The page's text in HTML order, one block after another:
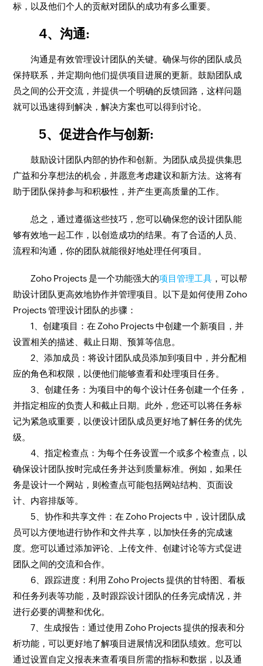
标，以及他们个人的贡献对团队的成功有多么重要。
4、沟通:
沟通是有效管理设计团队的关键。确保与你的团队成员
保持联系，并定期向他们提供项目进展的更新。鼓励团队成
员之间的公开交流，并提供一个明确的反馈回路，这样问题
就可以迅速得到解决，解决方案也可以得到讨论。
5、促进合作与创新:
鼓励设计团队内部的协作和创新。为团队成员提供集思
广益和分享想法的机会，并愿意考虑建议和新方法。这将有
助于团队保持参与和积极性，并产生更高质量的工作。
总之，通过遵循这些技巧，您可以确保您的设计团队能
够有效地一起工作，以创造成功的结果。有了合适的人员、
流程和沟通，你的团队就能很好地处理任何项目。
Zoho Projects 是一个功能强大的项目管理工具 ，可以帮
助设计团队更高效地协作并管理项目。以下是如何使用 Zoho
Projects 管理设计团队的步骤：
1、创建项目：在 Zoho Projects 中创建一个新项目，并
设置相关的描述、截止日期、预算等信息。
2、添加成员：将设计团队成员添加到项目中，并分配相
应的角色和权限，以便他们能够查看和处理项目任务。
3、创建任务：为项目中的每个设计任务创建一个任务，
并指定相应的负责人和截止日期。此外，您还可以将任务标
记为紧急或重要，以便设计团队成员更好地了解任务的优先
级。
4、指定检查点：为每个任务设置一个或多个检查点，以
确保设计团队按时完成任务并达到质量标准。例如，如果任
务是设计一个网站，则检查点可能包括网站结构、页面设
计、内容排版等。
5、协作和共享文件：在 Zoho Projects 中，设计团队成
员可以方便地进行协作和文件共享，以加快任务的完成速
度。您可以通过添加评论、上传文件、创建讨论等方式促进
团队之间的交流和合作。
6、跟踪进度：利用 Zoho Projects 提供的甘特图、看板
和任务列表等功能，及时跟踪设计团队的任务完成情况，并
进行必要的调整和优化。
7、生成报告：通过使用 Zoho Projects 提供的报表和分
析功能，可以更好地了解项目进展情况和团队绩效。您可以
通过设置自定义报表来查看项目所需的指标和数据，以及通